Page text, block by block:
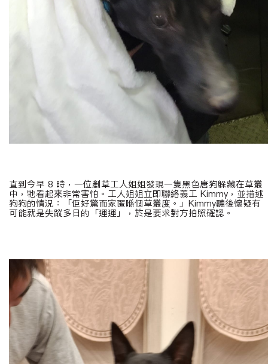
直到今早 8 時，一位剷草工人姐姐發現一隻黑色唐狗躲藏在草叢
中，牠看起來非常害怕。工人姐姐立即聯絡義工 Kimmy ，並描述
狗狗的情況：「佢好驚而家匿喺個草叢度。」 Kimmy聽後懷疑有
可能就是失蹤多日的「運運」，於是要求對方拍照確認。